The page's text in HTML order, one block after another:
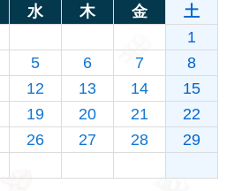
水 木 金
土
1
5 6 7
8
12 13 14
15
19 20 21
22
26 27 28
29